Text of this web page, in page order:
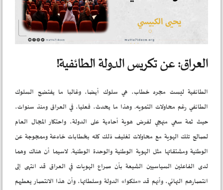
العراق: عن تكريس الدولة الطائفية!
الطائفية ليست مجرد خطاب، هي سلوك أيضا، وغالبا ما يفتضح السلوك
الطائفي رغم محاولات التمويه. وهذا ما يحدث، فعليا، في العراق ومنذ سنوات،
حيث ثمة سعي منهجي لفرض هوية أحادية على الدولة، واحتكار المجال العام
لصالح تلك الهوية مع محاولات تغليف ذلك كله بخطابات خادعة وممجوجة عن
الوطنية ومشتقاتها مثل الهوية الوطنية والوحدة الوطنية. لاسيما أن هناك وهما
لدى الفاعلين السياسيين الشيعة بأن صراع الهويات في العراق قد انتهى إلى
انتصارهم النهائي، وأنهم قد «ملكوا» الدولة وسلطاتها، وأن هذا الانتصار يعطيهم